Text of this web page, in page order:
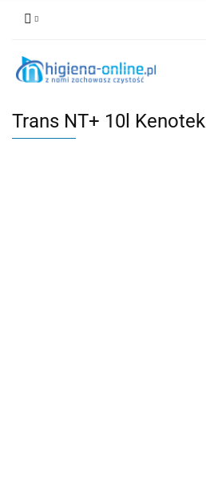
Trans NT+ 10l Kenotek